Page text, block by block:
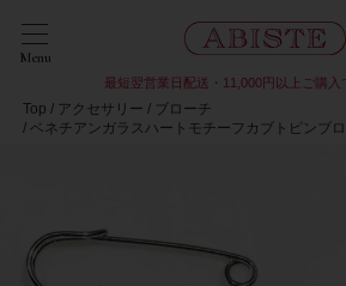
Menu
最短翌営業日配送・11,000円以上ご購入
Top アクセサリー
ブローチ
ベネチアンガラスハートモチーフカブトピンブ